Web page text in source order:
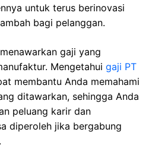
untuk terus berinovasi
bagi pelanggan.
gaji yang
Mengetahui gaji PT
membantu Anda memahami
ditawarkan, sehingga Anda
peluang karir dan
diperoleh jika bergabung